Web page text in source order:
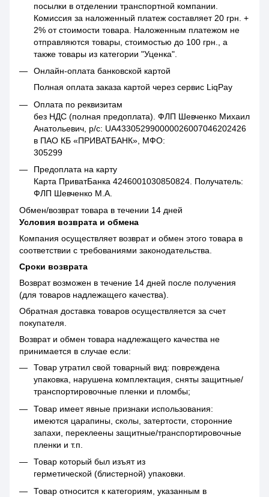
посылки в отделении транспортной компании.
Комиссия за наложенный платеж составляет 20 грн. +
2% от стоимости товара. Наложенным платежом не
отправляются товары, стоимостью до 100 грн., а
также товары из категории "Уценка".
Онлайн-оплата банковской картой
Полная оплата заказа картой через сервис LiqPay
Оплата по реквизитам
без НДС (полная предоплата). ФЛП Шевченко Михаил
Анатольевич, р/с: UA433052990000026007046202426
в ПАО КБ «ПРИВАТБАНК», МФО:
305299
Предоплата на карту
Карта ПриватБанка 4246001030850824. Получатель:
ФЛП Шевченко М.А.
Обмен/возврат товара в течении 14 дней
Условия возврата и обмена
Компания осуществляет возврат и обмен этого товара в
соответствии с требованиями законодательства.
Сроки возврата
Возврат возможен в течение 14 дней после получения
(для товаров надлежащего качества).
Обратная доставка товаров осуществляется за счет
покупателя.
Возврат и обмен товара надлежащего качества не
принимается в случае если:
Товар утратил свой товарный вид: повреждена
упаковка, нарушена комплектация, сняты защитные/
транспортировочные пленки и пломбы;
Товар имеет явные признаки использования:
имеются царапины, сколы, затертости, сторонние
запахи, переклеены защитные/транспортировочные
пленки и т.п.
Товар который был изъят из
герметической (блистерной) упаковки.
Товар относится к категориям, указанным в